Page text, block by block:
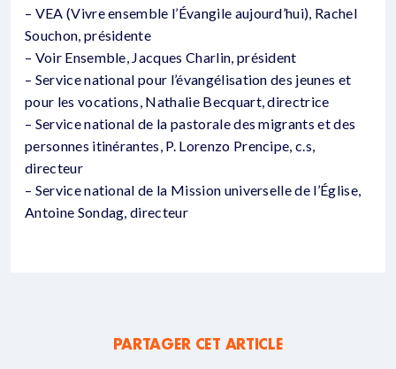
– VEA (Vivre ensemble l’Évangile aujourd’hui), Rachel
Souchon, présidente
– Voir Ensemble, Jacques Charlin, président
– Service national pour l’évangélisation des jeunes et
pour les vocations, Nathalie Becquart, directrice
– Service national de la pastorale des migrants et des
personnes itinérantes, P. Lorenzo Prencipe, c.s,
directeur
– Service national de la Mission universelle de l’Église,
Antoine Sondag, directeur
PARTAGER CET ARTICLE